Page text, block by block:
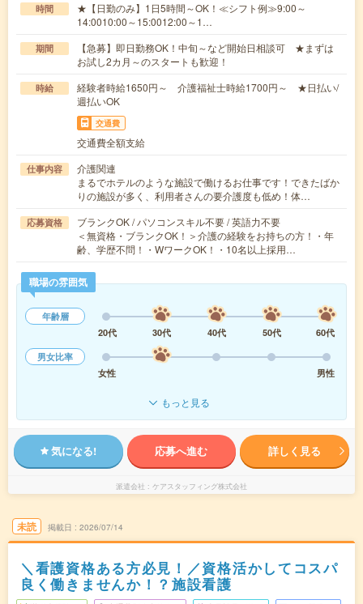
時間
★【日勤のみ】1日5時間～OK！≪シフト例≫9:00～
14:0010:00～15:0012:00～1…
期間
【急募】即日勤務OK！中旬～など開始日相談可 ★まずは
お試し2カ月～のスタートも歓迎！
時給
経験者時給1650円～ 介護福祉士時給1700円～ ★日払い/
週払いOK
交通費
交通費全額支給
仕事内容
介護関連
まるでホテルのような施設で働けるお仕事です！できたばか
りの施設が多く、利用者さんの要介護度も低め！体…
応募資格
ブランクOK / パソコンスキル不要 / 英語力不要
＜無資格・ブランクOK！＞介護の経験をお持ちの方！・年
齢、学歴不問！・WワークOK！・10名以上採用…
職場の雰囲気
年齢層
20代
30代 40代 50代
60代
男女比率
女性
男性
もっと見る
気になる! 応募へ進む 詳しく見る
派遣会社 ケアスタッフィング株式会社
未読 掲載日 2026/07/14
＼看護資格ある方必見！／資格活かしてコスパ
良く働きませんか！？施設看護